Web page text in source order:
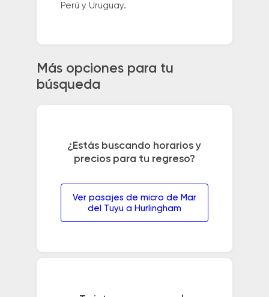
Perú y Uruguay.
Más opciones para tu
búsqueda
¿Estás buscando horarios y
precios para tu regreso?
Ver pasajes de micro de Mar
del Tuyu a Hurlingham